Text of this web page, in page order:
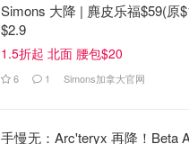
Simons 大降 | 麂皮乐福$59(原
$2.9
1.5折起 北面 腰包$20
6 1 Simons加拿大官网
手慢无：Arc'teryx 再降！Beta